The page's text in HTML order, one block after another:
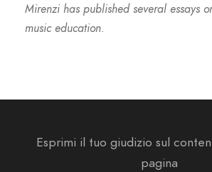
Mirenzi has published several essays
music education.
Esprimi il tuo giudizio sul
pagina